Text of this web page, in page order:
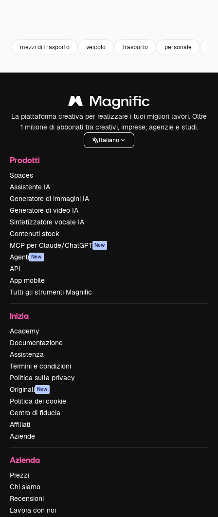
mezzi di trasporto veicolo trasporto personale
La piattaforma creativa per realizzare i tuoi migliori lavori. Oltre
1 milione di abbonati tra creativi, imprese, agenzie e studi.
Italiano
Prodotti
Spaces
Assistente IA
Generatore di immagini IA
Generatore di video IA
Sintetizzatore vocale IA
Contenuti stock
MCP per Claude/ChatGPT New
Agenti New
API
App mobile
Tutti gli strumenti Magnific
Inizia
Academy
Documentazione
Assistenza
Termini e condizioni
Politica sulla privacy
Originali New
Politica dei cookie
Centro di fiducia
Affiliati
Aziende
Azienda
Prezzi
Chi siamo
Recensioni
Lavora con noi